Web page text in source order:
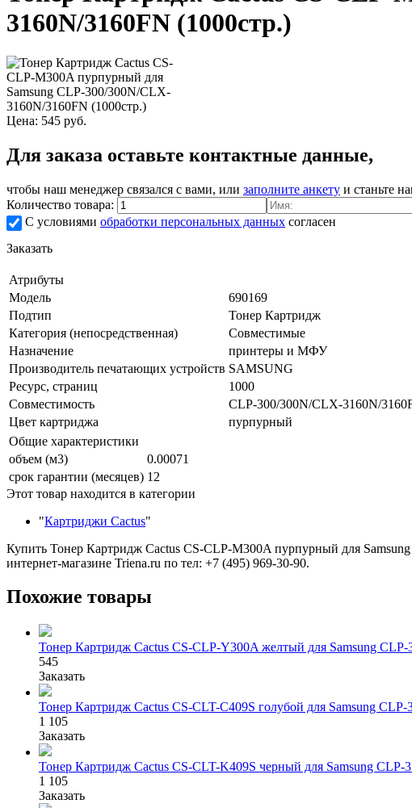
3160N/3160FN (1000стр.)
Цена: 545 руб.
Для заказа оставьте контактные данные,
чтобы наш менеджер связался с вами, или заполните анкету и станьте
Количество товара:
С условиями обработки персональных данных согласен
Заказать
Атрибуты
Модель
690169
Подтип
Тонер Картридж
Категория (непосредственная)
Совместимые
Назначение
принтеры и МФУ
Производитель печатающих устройств SAMSUNG
Ресурс, страниц
1000
Совместимость
CLP-300/300N/CLX-3160N/
Цвет картриджа
пурпурный
Общие характеристики
объем (м3)
0.00071
срок гарантии (месяцев) 12
Этот товар находится в категории
"Картриджи Cactus"
Купить Тонер Картридж Cactus CS-CLP-M300A пурпурный для
интернет-магазине Triena.ru по тел: +7 (495) 969-30-90.
Похожие товары
Тонер Картридж Cactus CS-CLP-Y300A желтый для Samsung
545
Заказать
Тонер Картридж Cactus CS-CLT-C409S голубой для Samsung
1 105
Заказать
Тонер Картридж Cactus CS-CLT-K409S черный для Samsung CLP-
1 105
Заказать